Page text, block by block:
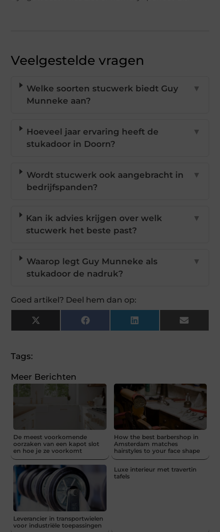
Veelgestelde vragen
Welke soorten stucwerk biedt Guy
Munneke aan?
▼
Hoeveel jaar ervaring heeft de
stukadoor in Doorn?
▼
Wordt stucwerk ook aangebracht in
bedrijfspanden?
▼
Kan ik advies krijgen over welk
stucwerk het beste past?
▼
Waarop legt Guy Munneke als
stukadoor de nadruk?
▼
Goed artikel? Deel hem dan op:
X
(Twitter)
Facebook LinkedIn Email
Tags:
Meer Berichten
De meest voorkomende
oorzaken van een kapot slot
en hoe je ze voorkomt
How the best barbershop in
Amsterdam matches
hairstyles to your face shape
Leverancier in transportwielen
voor industriële toepassingen
Luxe interieur met travertin
tafels